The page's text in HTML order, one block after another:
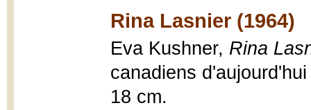
Rina Lasnier (1964)
Eva Kushner, Rina
canadiens
18 cm.